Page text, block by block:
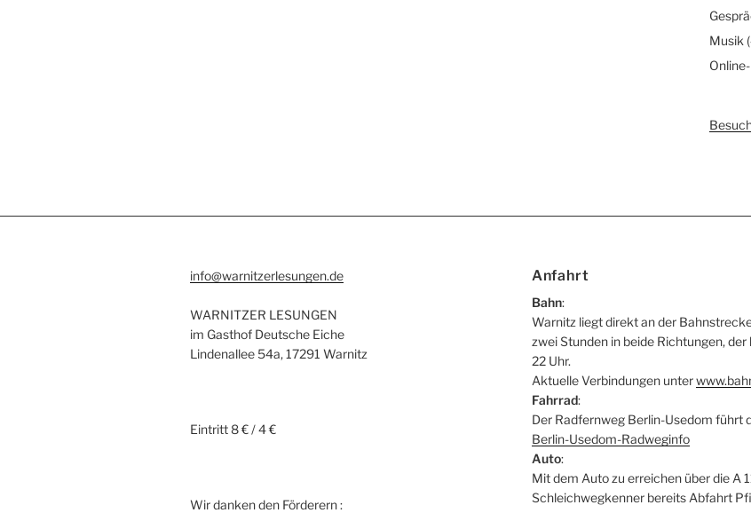
Musik
info@warnitzerlesungen.de
WARNITZER LESUNGEN
im Gasthof Deutsche Eiche
Lindenallee 54a, 17291 Warnitz
Eintritt 8 € / 4 €
Wir danken den Förderern :
Anfahrt
Bahn:
Warnitz liegt direkt an der
zwei Stunden in beide Richtungen,
22 Uhr.
Aktuelle Verbindungen unter
Fahrrad:
Der Radfernweg Berlin-Usedom führt
Berlin-Usedom-Radweginfo
Auto:
Mit dem Auto zu erreichen über die A
Schleichwegkenner bereits Abfahrt